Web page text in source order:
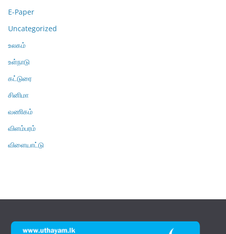
E-Paper
Uncategorized
உலகம்
உள்நாடு
கட்டுரை
சினிமா
வணிகம்
விளம்பரம்
விளையாட்டு